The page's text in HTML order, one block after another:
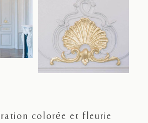
colorée et fleurie